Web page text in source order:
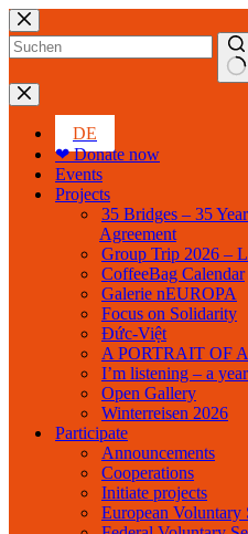
Skip
to
content
No
results
DE
❤ Donate now
Events
Projects
35 Bridges – 35
Agreement
Group Trip 2026 –
CoffeeBag Calendar
Galerie nEUROPA
Focus on Solidarity
Đức-Việt
A PORTRAIT OF
I’m listening – a
Open Gallery
Winterreisen 2026
Participate
Announcements
Cooperations
Initiate projects
European Voluntary